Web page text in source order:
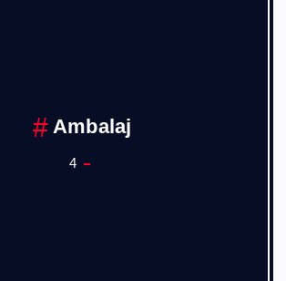
Ambalaj
4